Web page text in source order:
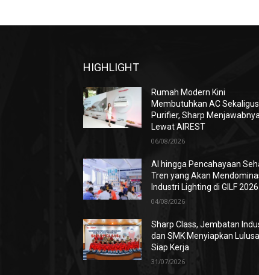
HIGHLIGHT
Rumah Modern Kini
Membutuhkan AC
Purifier, Sharp Menjawabnya
Lewat AIREST
06/08/2026
AI hingga Pencahayaan
Tren yang Akan
Industri Lighting di GILF 2026
04/08/2026
Sharp Class, Jembatan
dan SMK Menyiapkan
Siap Kerja
31/07/2026